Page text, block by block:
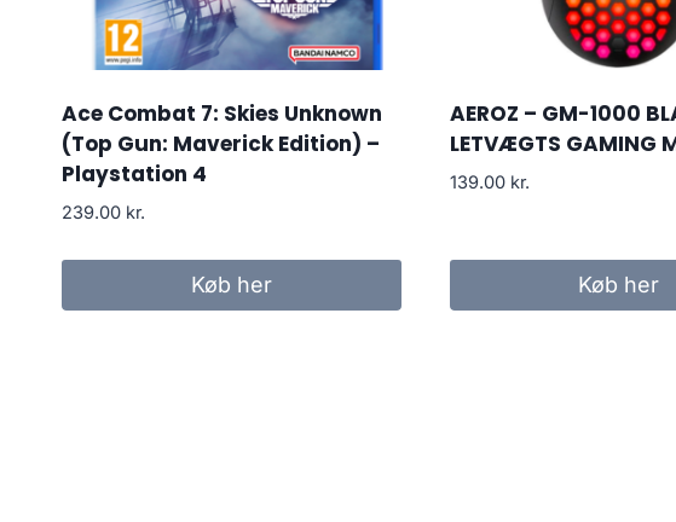
Ace Combat 7: Skies Unknown
(Top Gun: Maverick Edition) –
Playstation 4
239.00 kr.
Køb her
AEROZ – GM-1000
LETVÆGTS GAMING
139.00 kr.
Køb her